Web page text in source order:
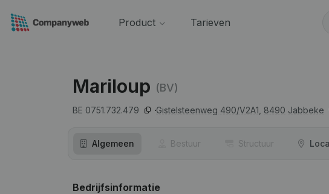
Product Tarieven
Mariloup (BV)
BE 0751.732.479 Gistelsteenweg 490/V2A1, 8490 Jabbeke
Algemeen Bestuur Structuur
Bedrijfsinformatie